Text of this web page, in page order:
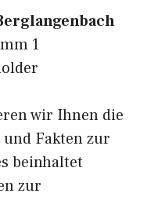
1
wir Ihnen die
Fakten zur
beinhaltet
zur